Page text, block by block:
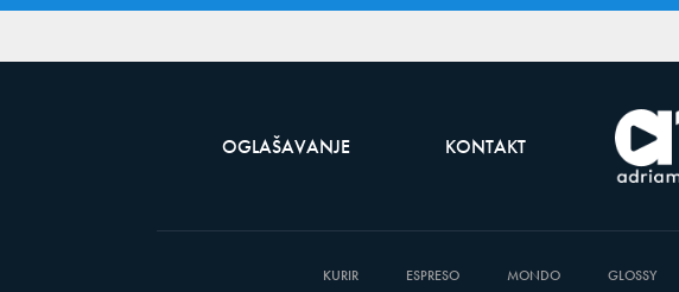
OGLAŠAVANJE KONTAKT
KURIR ESPRESO MONDO GLOSSY